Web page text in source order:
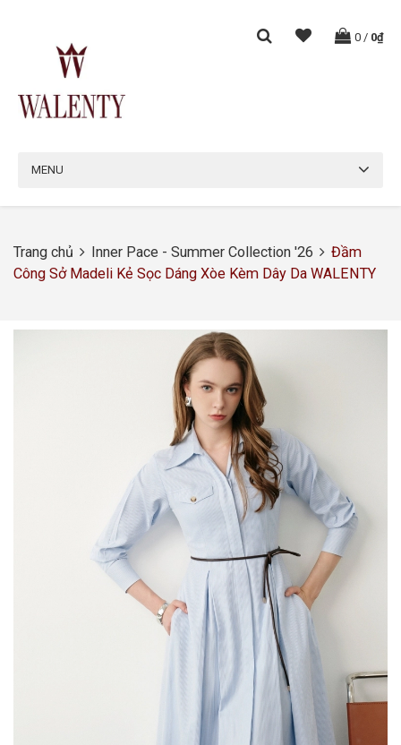
0 / 0₫
MENU
Trang chủ Inner Pace - Summer Collection '26
Đầm
Công Sở Madeli Kẻ Sọc Dáng Xòe Kèm Dây Da WALENTY